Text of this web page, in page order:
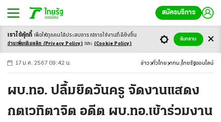
สมัครบริการ
-ก ก ก+
17 ม.ค. 2567 09:42 น. ข่าว ทั่วไทย กทม. ไทยรัฐออนไลน์
ผบ.ทอ. ปลื้มยึดวันครู จัดงานแสดง
กตเวทิตาจิต อดีต ผบ.ทอ.เข้าร่วมงาน
เราใช้คุ้กกี้ เพื่อให้ทุกคนได้ประสบการณ์การใช้งานที่ดียิ่งขึ้น
อ่านเพิ่มเติมคลิก (Privacy Policy) และ (Cookie Policy)
รับทราบ